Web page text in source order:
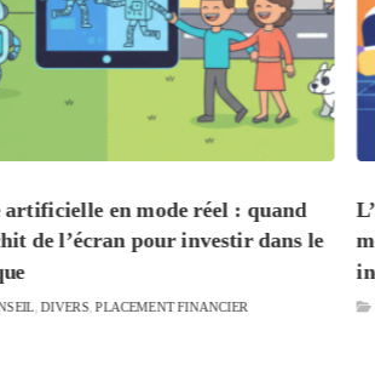
artificielle en mode réel : quand
de l’écran pour investir dans le
,DIVERS,PLACEMENT FINANCIER